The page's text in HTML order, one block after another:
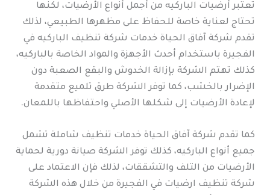
تعتبر أرضيات الباركيه من أجمل أنواع الأرضيات، لكنها
تحتاج لعناية خاصة للحفاظ على مظهرها الطبيعي، لذلك
تقدم شركة آفاق الحياة خدمات شركة تنظيف الباركيه في
الفجيرة باستخدام أحدث الأجهزة والمواد الخاصة بالباركيه،
كذلك تهتم الشركة بإزالة الخدوش والبقع الصعبة دون
الإضرار بالخشب، كما توفر الشركة طرق تلميع متقدمة
لإعادة الأرضيات إلى شكلها الأصلي واحتفاظها باللمعان.
كما تقدم شركة آفاق الحياة خدمات تنظيف شاملة تشمل
جميع أنواع الباركيه، كذلك توفر الشركة صيانة دورية لحماية
الأرضيات من التلف والتشققات، لذلك فإن الاعتماد على
شركة تنظيف ارضيات في الفجيرة من خلال هذه الشركة